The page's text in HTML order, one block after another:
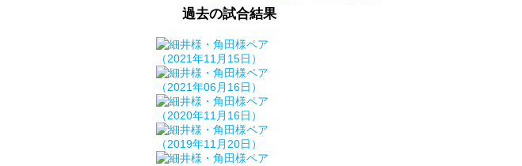
過去の試合結果
（2021年11月15日）
（2021年06月16日）
（2020年11月16日）
（2019年11月20日）